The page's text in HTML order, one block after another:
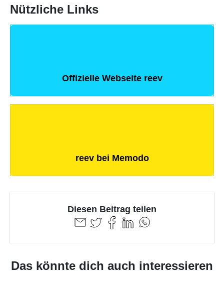
Nützliche Links
Offizielle Webseite reev
reev bei Memodo
Diesen Beitrag teilen
Das könnte dich auch interessieren